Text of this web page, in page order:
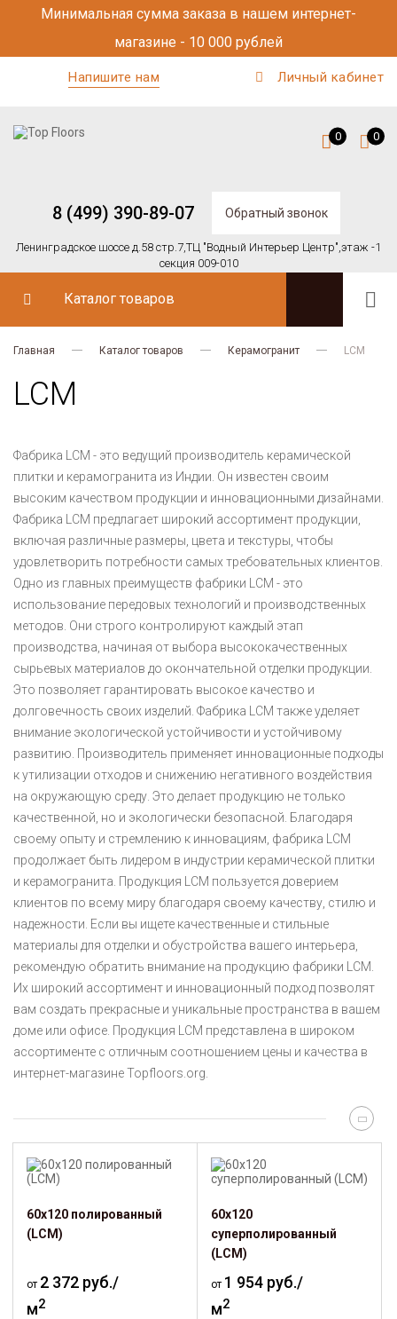
Минимальная сумма заказа в нашем интернет-
магазине - 10 000 рублей
Напишите нам Личный кабинет
8 (499) 390-89-07 Обратный звонок
Ленинградское шоссе д.58 стр.7,ТЦ "Водный Интерьер Центр",этаж -1
секция 009-010
0 0
Каталог товаров
Главная Каталог товаров Керамогранит LCM
LCM
Фабрика LCM - это ведущий производитель керамической
плитки и керамогранита из Индии. Он известен своим
высоким качеством продукции и инновационными дизайнами.
Фабрика LCM предлагает широкий ассортимент продукции,
включая различные размеры, цвета и текстуры, чтобы
удовлетворить потребности самых требовательных клиентов.
Одно из главных преимуществ фабрики LCM - это
использование передовых технологий и производственных
методов. Они строго контролируют каждый этап
производства, начиная от выбора высококачественных
сырьевых материалов до окончательной отделки продукции.
Это позволяет гарантировать высокое качество и
долговечность своих изделий. Фабрика LCM также уделяет
внимание экологической устойчивости и устойчивому
развитию. Производитель применяет инновационные подходы
к утилизации отходов и снижению негативного воздействия
на окружающую среду. Это делает продукцию не только
качественной, но и экологически безопасной. Благодаря
своему опыту и стремлению к инновациям, фабрика LCM
продолжает быть лидером в индустрии керамической плитки
и керамогранита. Продукция LCM пользуется доверием
клиентов по всему миру благодаря своему качеству, стилю и
надежности. Если вы ищете качественные и стильные
материалы для отделки и обустройства вашего интерьера,
рекомендую обратить внимание на продукцию фабрики LCM.
Их широкий ассортимент и инновационный подход позволят
вам создать прекрасные и уникальные пространства в вашем
доме или офисе. Продукция LCM представлена в широком
ассортименте с отличным соотношением цены и качества в
интернет-магазине Topfloors.org.
60х120 полированный
(LCM)
от 2 372 руб./
м2
60х120
суперполированный
(LCM)
от 1 954 руб./
м2